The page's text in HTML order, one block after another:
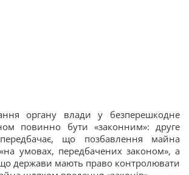
органу влади у безперешкодне
повинно бути «законним»: друге
що позбавлення майна
умовах, передбачених законом», а
держави мають право контролювати